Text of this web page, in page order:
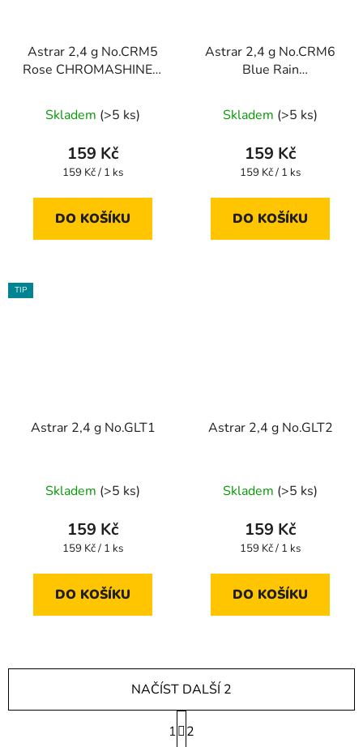
Astrar 2,4 g No.CRM5
Rose CHROMASHINE®
Skladem (>5 ks)
159 Kč
Měrná
159 Kč / 1 ks
DO KOŠÍKU
Astrar 2,4 g No.CRM6
Blue Rain
LIMITED
Skladem (>5 ks)
159 Kč
Měrná
159 Kč / 1 ks
DO KOŠÍKU
TIP
Astrar 2,4 g No.GLT1
Skladem (>5 ks)
159 Kč
Měrná
159 Kč / 1 ks
DO KOŠÍKU
Astrar 2,4 g No.GLT2
Skladem (>5 ks)
159 Kč
Měrná
159 Kč / 1 ks
DO KOŠÍKU
NAČÍST DALŠÍ 2
S
t
1
2